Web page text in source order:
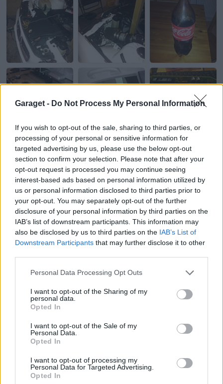
Garaget - Do Not Process My Personal Information
If you wish to opt-out of the sale, sharing to third parties, or
processing of your personal or sensitive information for
targeted advertising by us, please use the below opt-out
section to confirm your selection. Please note that after your
opt-out request is processed you may continue seeing
interest-based ads based on personal information utilized by
us or personal information disclosed to third parties prior to
your opt-out. You may separately opt-out of the further
disclosure of your personal information by third parties on the
IAB’s list of downstream participants. This information may
also be disclosed by us to third parties on the IAB’s List of
Downstream Participants that may further disclose it to other
Personal Data Processing Opt Outs
I want to opt-out of the Sharing of my
personal data.
Opted In
I want to opt-out of the Sale of my
Personal Data.
Opted In
I want to opt-out of processing my
Personal Data for Targeted Advertising.
Opted In
Senaste foruminläggen
Detta köpte jag nyss-tråden 9735 svar